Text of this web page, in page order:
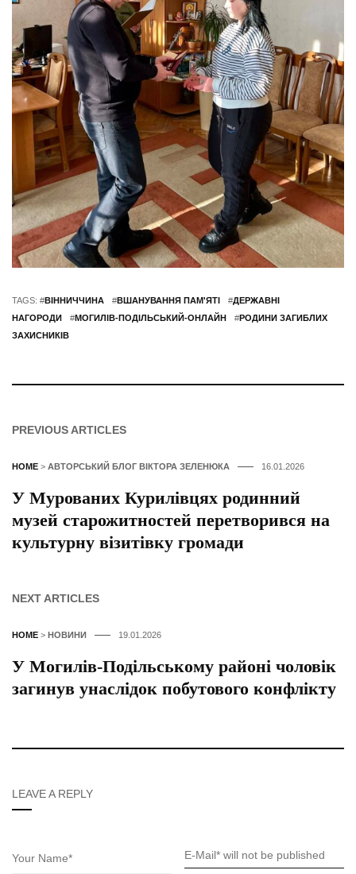
TAGS: #ВІННИЧЧИНА #ВШАНУВАННЯ ПАМ'ЯТІ #ДЕРЖАВНІ
НАГОРОДИ
#МОГИЛІВ-ПОДІЛЬСЬКИЙ-ОНЛАЙН #РОДИНИ ЗАГИБЛИХ
ЗАХИСНИКІВ
PREVIOUS ARTICLES
HOME > АВТОРСЬКИЙ БЛОГ ВІКТОРА ЗЕЛЕНЮКА 16.01.2026
У Мурованих Курилівцях родинний
музей старожитностей перетворився на
культурну візитівку громади
NEXT ARTICLES
HOME > НОВИНИ 19.01.2026
У Могилів-Подільському районі чоловік
загинув унаслідок побутового конфлікту
LEAVE A REPLY